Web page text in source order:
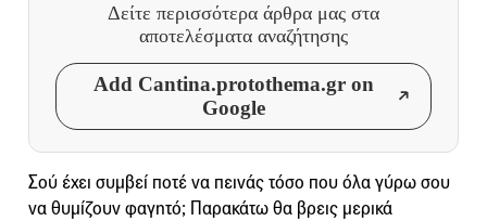
Δείτε περισσότερα άρθρα μας στα
αποτελέσματα αναζήτησης
Add Cantina.protothema.gr on
Google
Σού έχει συμβεί ποτέ να πεινάς τόσο που όλα γύρω σου
να θυμίζουν φαγητό; Παρακάτω θα βρεις μερικά